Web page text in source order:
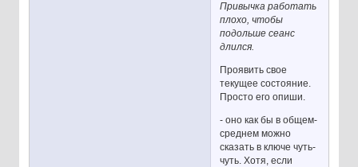
Привычка работать
плохо, чтобы
подольше сеанс
длился.
Проявить свое
текущее состояние.
Просто его опиши.
- оно как бы в общем-
среднем можно
сказать в ключе чуть-
чуть. Хотя, если